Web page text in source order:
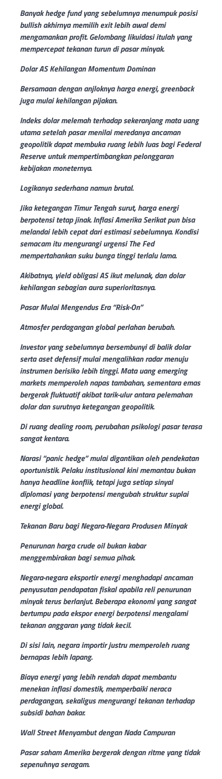
Banyak hedge fund yang sebelumnya menumpuk posisi
bullish akhirnya memilih exit lebih awal demi
mengamankan profit. Gelombang likuidasi itulah yang
mempercepat tekanan turun di pasar minyak.
Dolar AS Kehilangan Momentum Dominan
Bersamaan dengan anjloknya harga energi, greenback
juga mulai kehilangan pijakan.
Indeks dolar melemah terhadap sekeranjang mata uang
utama setelah pasar menilai meredanya ancaman
geopolitik dapat membuka ruang lebih luas bagi Federal
Reserve untuk mempertimbangkan pelonggaran
kebijakan moneternya.
Logikanya sederhana namun brutal.
Jika ketegangan Timur Tengah surut, harga energi
berpotensi tetap jinak. Inflasi Amerika Serikat pun bisa
melandai lebih cepat dari estimasi sebelumnya. Kondisi
semacam itu mengurangi urgensi The Fed
mempertahankan suku bunga tinggi terlalu lama.
Akibatnya, yield obligasi AS ikut melunak, dan dolar
kehilangan sebagian aura superioritasnya.
Pasar Mulai Mengendus Era “Risk-On”
Atmosfer perdagangan global perlahan berubah.
Investor yang sebelumnya bersembunyi di balik dolar
serta aset defensif mulai mengalihkan radar menuju
instrumen berisiko lebih tinggi. Mata uang emerging
markets memperoleh napas tambahan, sementara emas
bergerak fluktuatif akibat tarik-ulur antara pelemahan
dolar dan surutnya ketegangan geopolitik.
Di ruang dealing room, perubahan psikologi pasar terasa
sangat kentara.
Narasi “panic hedge” mulai digantikan oleh pendekatan
oportunistik. Pelaku institusional kini memantau bukan
hanya headline konflik, tetapi juga setiap sinyal
diplomasi yang berpotensi mengubah struktur suplai
energi global.
Tekanan Baru bagi Negara-Negara Produsen Minyak
Penurunan harga crude oil bukan kabar
menggembirakan bagi semua pihak.
Negara-negara eksportir energi menghadapi ancaman
penyusutan pendapatan fiskal apabila reli penurunan
minyak terus berlanjut. Beberapa ekonomi yang sangat
bertumpu pada ekspor energi berpotensi mengalami
tekanan anggaran yang tidak kecil.
Di sisi lain, negara importir justru memperoleh ruang
bernapas lebih lapang.
Biaya energi yang lebih rendah dapat membantu
menekan inflasi domestik, memperbaiki neraca
perdagangan, sekaligus mengurangi tekanan terhadap
subsidi bahan bakar.
Wall Street Menyambut dengan Nada Campuran
Pasar saham Amerika bergerak dengan ritme yang tidak
sepenuhnya seragam.